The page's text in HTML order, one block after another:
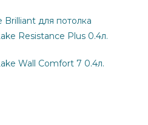
Brilliant для потолка
Resistance Plus 0.4л.
Wall Comfort 7 0.4л.